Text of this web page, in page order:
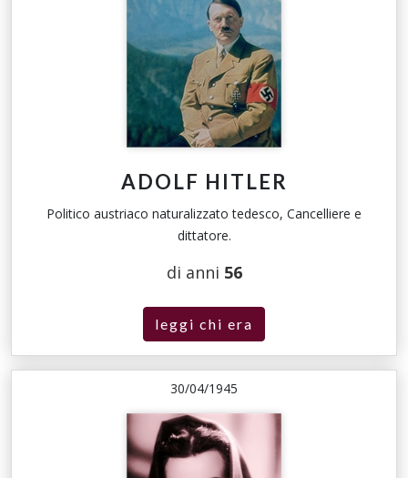
ADOLF HITLER
Politico austriaco naturalizzato tedesco, Cancelliere e
dittatore.
di anni 56
leggi chi era
30/04/1945